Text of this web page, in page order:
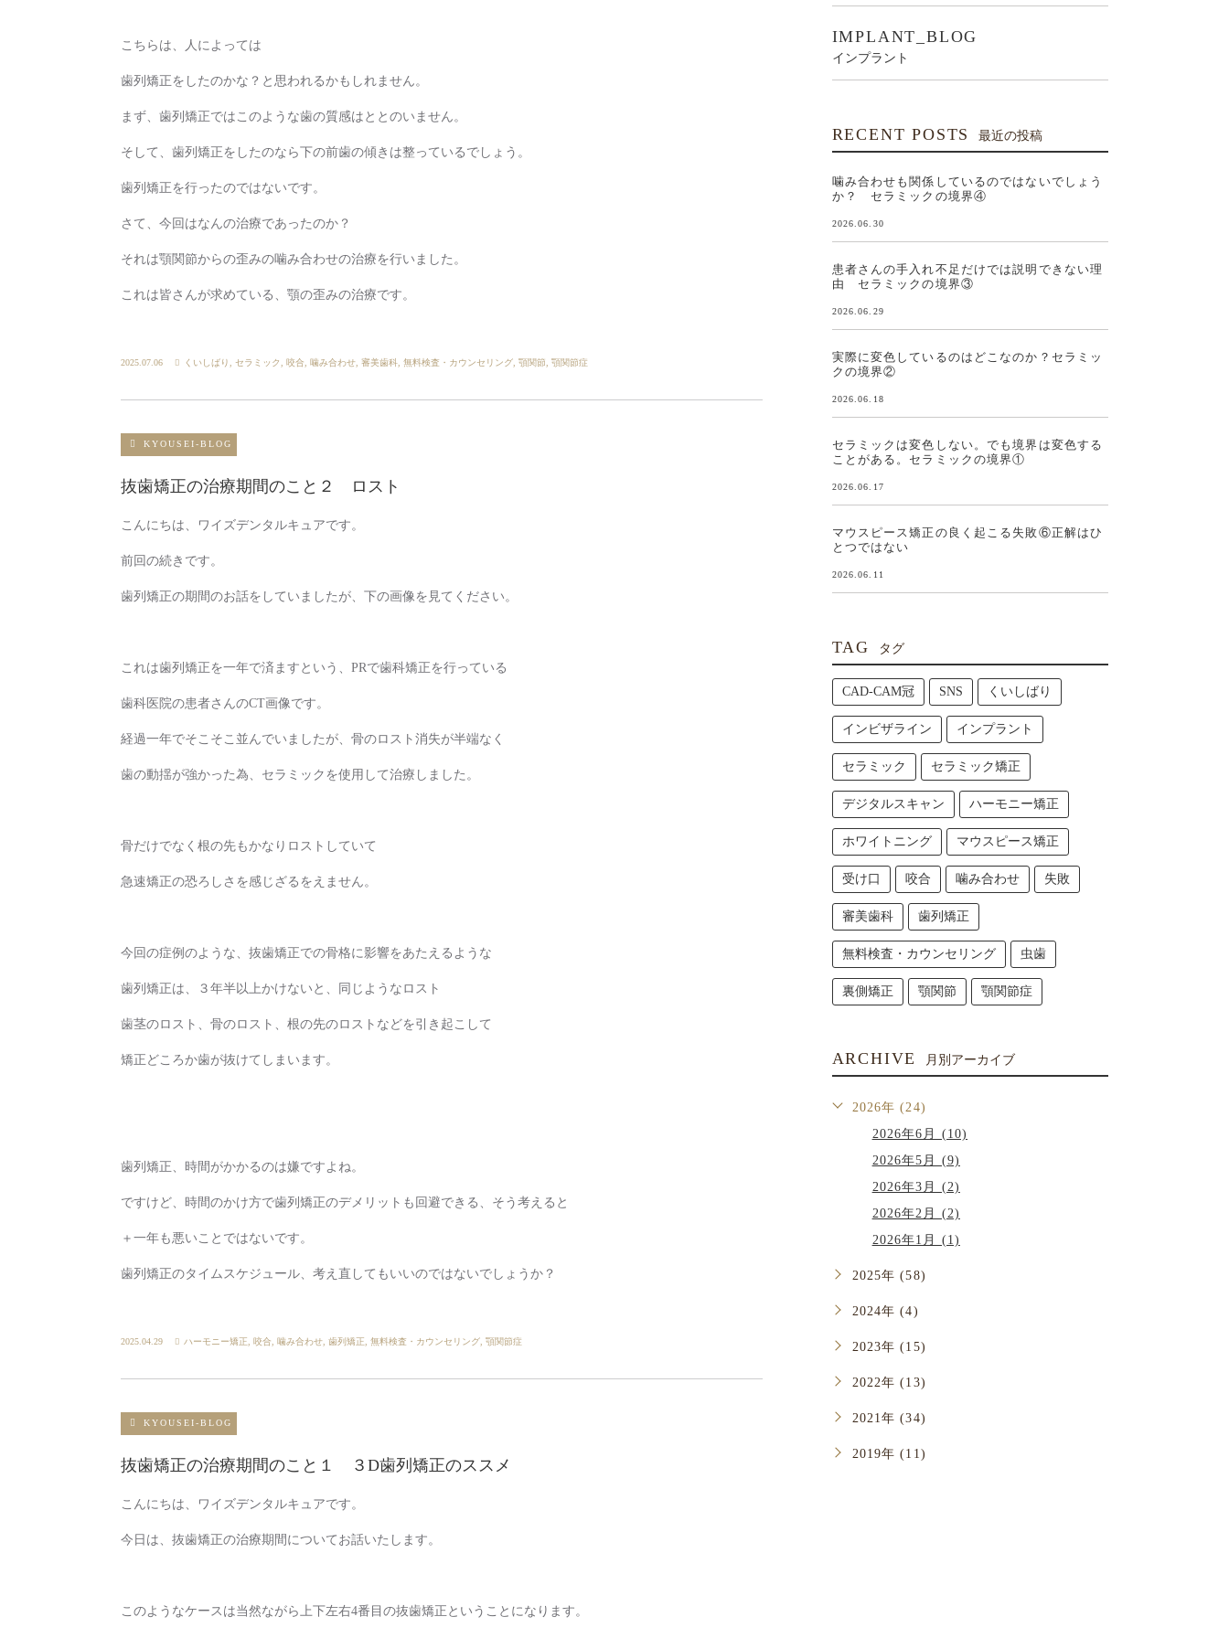
こちらは、人によっては
歯列矯正をしたのかな？と思われるかもしれません。
まず、歯列矯正ではこのような歯の質感はととのいません。
そして、歯列矯正をしたのなら下の前歯の傾きは整っているでしょう。
歯列矯正を行ったのではないです。
さて、今回はなんの治療であったのか？
それは顎関節からの歪みの噛み合わせの治療を行いました。
これは皆さんが求めている、顎の歪みの治療です。
2025.07.06 くいしばり セラミック 咬合 噛み合わせ 審美歯科 無料検査・カウンセリング 顎関節 顎関節症
KYOUSEI-BLOG
抜歯矯正の治療期間のこと２ ロスト
こんにちは、ワイズデンタルキュアです。
前回の続きです。
歯列矯正の期間のお話をしていましたが、下の画像を見てください。
これは歯列矯正を一年で済ますという、PRで歯科矯正を行っている
歯科医院の患者さんのCT画像です。
経過一年でそこそこ並んでいましたが、骨のロスト消失が半端なく
歯の動揺が強かった為、セラミックを使用して治療しました。
骨だけでなく根の先もかなりロストしていて
急速矯正の恐ろしさを感じざるをえません。
今回の症例のような、抜歯矯正での骨格に影響をあたえるような
歯列矯正は、３年半以上かけないと、同じようなロスト
歯茎のロスト、骨のロスト、根の先のロストなどを引き起こして
矯正どころか歯が抜けてしまいます。
歯列矯正、時間がかかるのは嫌ですよね。
ですけど、時間のかけ方で歯列矯正のデメリットも回避できる、そう考えると
＋一年も悪いことではないです。
歯列矯正のタイムスケジュール、考え直してもいいのではないでしょうか？
2025.04.29 ハーモニー矯正 咬合 噛み合わせ 歯列矯正 無料検査・カウンセリング 顎関節症
KYOUSEI-BLOG
抜歯矯正の治療期間のこと１ ３D歯列矯正のススメ
こんにちは、ワイズデンタルキュアです。
今日は、抜歯矯正の治療期間についてお話いたします。
このようなケースは当然ながら上下左右4番目の抜歯矯正ということになります。
IMPLANT_BLOG
インプラント
RECENT POSTS 最近の投稿
噛み合わせも関係しているのではないでしょう
か？ セラミックの境界④
2026.06.30
患者さんの手入れ不足だけでは説明できない理
由 セラミックの境界③
2026.06.29
実際に変色しているのはどこなのか？セラミッ
クの境界②
2026.06.18
セラミックは変色しない。でも境界は変色する
ことがある。セラミックの境界①
2026.06.17
マウスピース矯正の良く起こる失敗⑥正解はひ
とつではない
2026.06.11
TAG タグ
CAD-CAM冠 SNS くいしばり
インビザライン インプラント
セラミック セラミック矯正
デジタルスキャン ハーモニー矯正
ホワイトニング マウスピース矯正
受け口 咬合 噛み合わせ 失敗
審美歯科 歯列矯正
無料検査・カウンセリング 虫歯
裏側矯正 顎関節 顎関節症
ARCHIVE 月別アーカイブ
2026年 (24)
2026年6月 (10)
2026年5月 (9)
2026年3月 (2)
2026年2月 (2)
2026年1月 (1)
2025年 (58)
2024年 (4)
2023年 (15)
2022年 (13)
2021年 (34)
2019年 (11)